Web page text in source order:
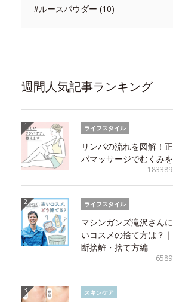
#ルースパウダー (10)
週間人気記事ランキング
ライフスタイル
リンパの流れを図解！
パマッサージでむくみ
ライフスタイル
マシンガンズ滝沢さん
いコスメの捨て方は？
断捨離・捨て方編
スキンケア